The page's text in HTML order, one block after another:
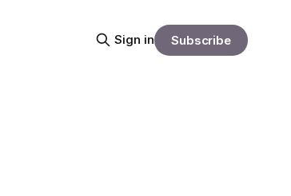
Sign in Subscribe